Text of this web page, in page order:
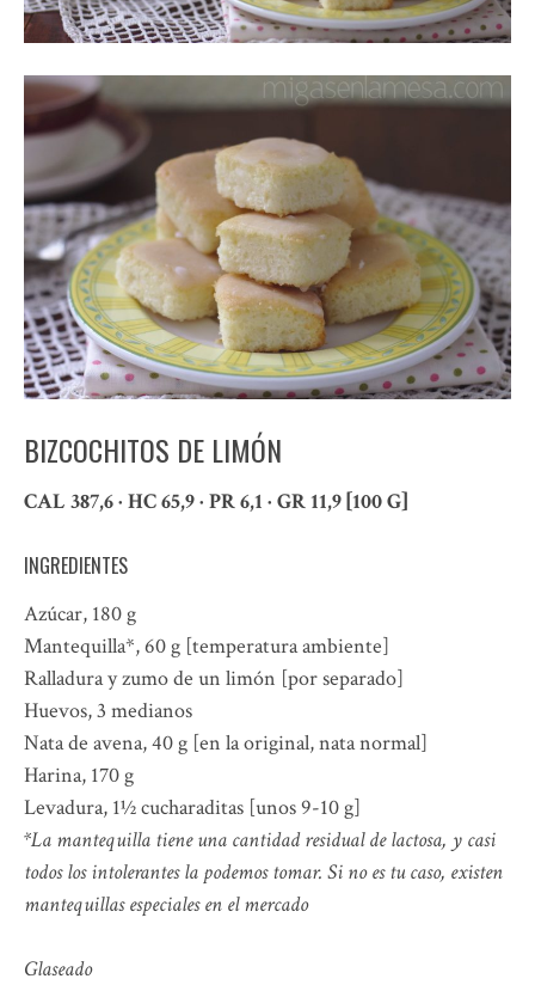
BIZCOCHITOS DE LIMÓN
CAL 387,6 · HC 65,9 · PR 6,1 · GR 11,9 [100 G]
INGREDIENTES
Azúcar, 180 g
Mantequilla*, 60 g [temperatura ambiente]
Ralladura y zumo de un limón [por separado]
Huevos, 3 medianos
Nata de avena, 40 g [en la original, nata normal]
Harina, 170 g
Levadura, 1½ cucharaditas [unos 9-10 g]
*La mantequilla tiene una cantidad residual de lactosa, y casi
todos los intolerantes la podemos tomar. Si no es tu caso, existen
mantequillas especiales en el mercado
Glaseado